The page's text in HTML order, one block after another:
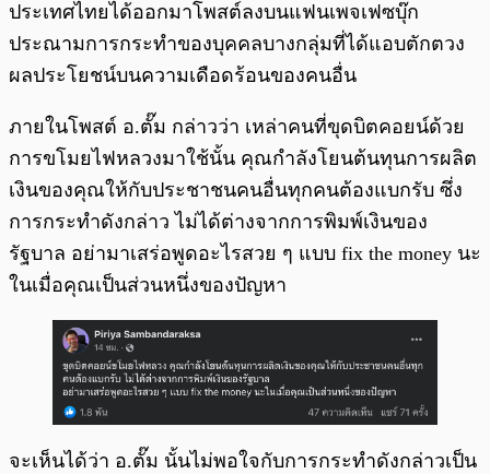
ประเทศไทยได้ออกมาโพสต์ลงบนแฟนเพจเฟซบุ๊ก
ประณามการกระทำของบุคคลบางกลุ่มที่ได้แอบตักตวง
ผลประโยชน์บนความเดือดร้อนของคนอื่น
ภายในโพสต์ อ.ตั๊ม กล่าวว่า เหล่าคนที่ขุดบิตคอยน์ด้วย
การขโมยไฟหลวงมาใช้นั้น คุณกำลังโยนต้นทุนการผลิต
เงินของคุณให้กับประชาชนคนอื่นทุกคนต้องแบกรับ ซึ่ง
การกระทำดังกล่าว ไม่ได้ต่างจากการพิมพ์เงินของ
รัฐบาล อย่ามาเสร่อพูดอะไรสวย ๆ แบบ fix the money นะ
ในเมื่อคุณเป็นส่วนหนึ่งของปัญหา
จะเห็นได้ว่า อ.ตั๊ม นั้นไม่พอใจกับการกระทำดังกล่าวเป็น